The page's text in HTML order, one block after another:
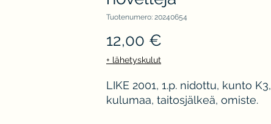
Tuotenumero: 20240654
12,00 €
+ lähetyskulut
LIKE 2001, 1.p. nidottu, kunto K3,
kulumaa, taitosjälkeä, omiste.